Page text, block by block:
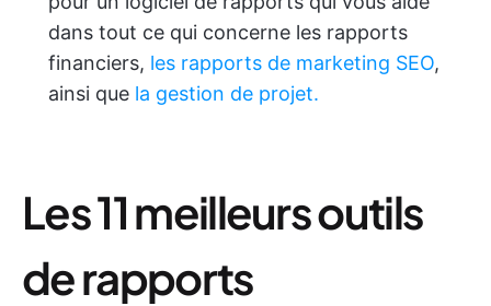
dans tout ce qui concerne les rapports
financiers, les rapports de marketing SEO,
ainsi que la gestion de projet.
Les 11 meilleurs outils
de rapports